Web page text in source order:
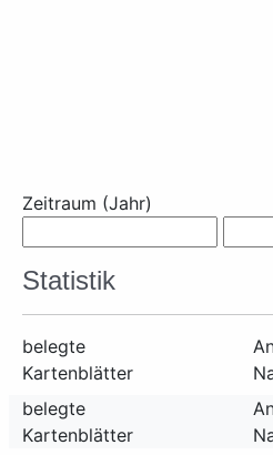
Zeitraum (Jahr)
Statistik
belegte
Kartenblätter
belegte
Kartenblätter